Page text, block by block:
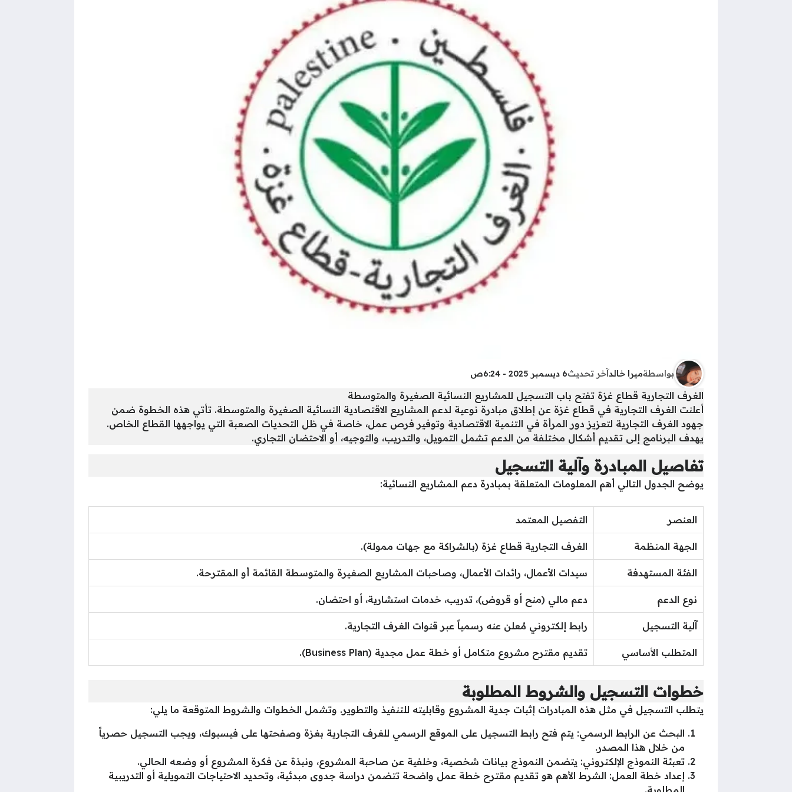
بواسطةميرا خالدآخر تحديث6 ديسمبر 2025 - 6:24ص
الغرف التجارية قطاع غزة تفتح باب التسجيل للمشاريع النسائية الصغيرة والمتوسطة
أعلنت الغرف التجارية في قطاع غزة عن إطلاق مبادرة نوعية لدعم المشاريع الاقتصادية النسائية الصغيرة والمتوسطة. تأتي هذه الخطوة ضمن
جهود الغرف التجارية لتعزيز دور المرأة في التنمية الاقتصادية وتوفير فرص عمل، خاصة في ظل التحديات الصعبة التي يواجهها القطاع الخاص.
يهدف البرنامج إلى تقديم أشكال مختلفة من الدعم تشمل التمويل، والتدريب، والتوجيه، أو الاحتضان التجاري.
تفاصيل المبادرة وآلية التسجيل
يوضح الجدول التالي أهم المعلومات المتعلقة بمبادرة دعم المشاريع النسائية:
العنصر التفصيل المعتمد
الجهة المنظمة الغرف التجارية قطاع غزة (بالشراكة مع جهات ممولة).
الفئة المستهدفة سيدات الأعمال، رائدات الأعمال، وصاحبات المشاريع الصغيرة والمتوسطة القائمة أو المقترحة.
نوع الدعم دعم مالي (منح أو قروض)، تدريب، خدمات استشارية، أو احتضان.
آلية التسجيل رابط إلكتروني مُعلن عنه رسمياً عبر قنوات الغرف التجارية.
المتطلب الأساسي تقديم مقترح مشروع متكامل أو خطة عمل مجدية (Business Plan).
خطوات التسجيل والشروط المطلوبة
يتطلب التسجيل في مثل هذه المبادرات إثبات جدية المشروع وقابليته للتنفيذ والتطوير. وتشمل الخطوات والشروط المتوقعة ما يلي:
البحث عن الرابط الرسمي: يتم فتح رابط التسجيل على الموقع الرسمي للغرف التجارية بغزة وصفحتها على فيسبوك، ويجب التسجيل حصرياً
من خلال هذا المصدر.
تعبئة النموذج الإلكتروني: يتضمن النموذج بيانات شخصية، وخلفية عن صاحبة المشروع، ونبذة عن فكرة المشروع أو وضعه الحالي.
إعداد خطة العمل: الشرط الأهم هو تقديم مقترح خطة عمل واضحة تتضمن دراسة جدوى مبدئية، وتحديد الاحتياجات التمويلية أو التدريبية